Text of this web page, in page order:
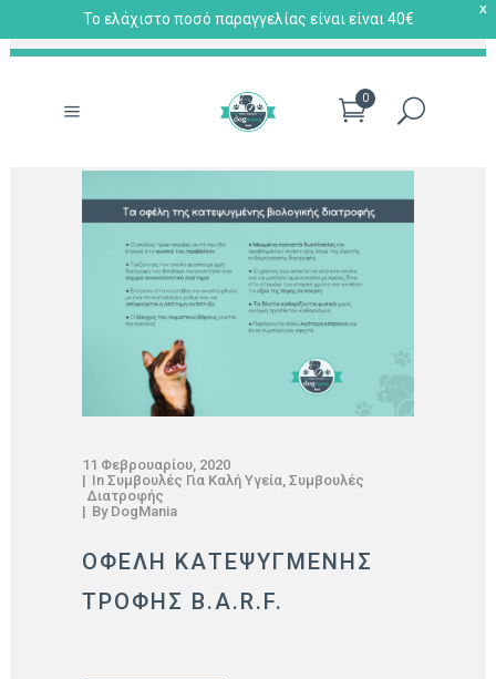
X
Το ελάχιστο ποσό παραγγελίας είναι είναι 40€
0
11 Φεβρουαρίου, 2020
In Συμβουλές Για Καλή Υγεία Συμβουλές
Διατροφής
By DogMania
ΟΦΕΛΗ ΚΑΤΕΨΥΓΜΕΝΗΣ
ΤΡΟΦΗΣ B.A.R.F.